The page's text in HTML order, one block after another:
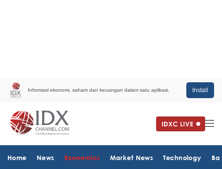
Informasi ekonomi, saham dan keuangan dalam satu aplikasi. Install
Home News Economics Market News Technology